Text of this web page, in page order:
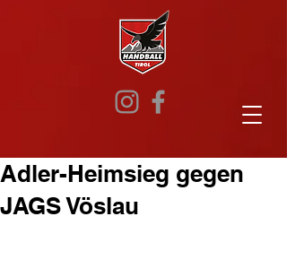
Adler-Heimsieg gegen
JAGS Vöslau